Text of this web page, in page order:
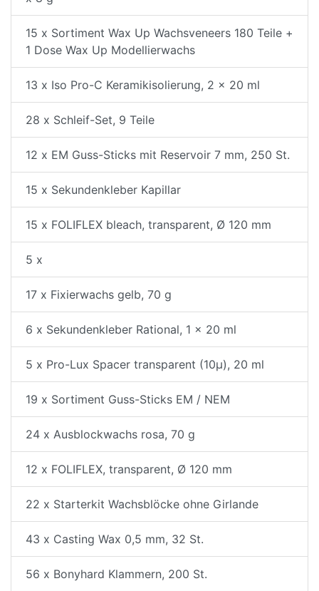
15 x Sortiment Wax Up Wachsveneers 180 Teile +
1 Dose Wax Up Modellierwachs
13 x Iso Pro-C Keramikisolierung, 2 x 20 ml
28 x Schleif-Set, 9 Teile
12 x EM Guss-Sticks mit Reservoir 7 mm, 250 St.
15 x Sekundenkleber Kapillar
15 x FOLIFLEX bleach, transparent, Ø 120 mm
5 x
17 x Fixierwachs gelb, 70 g
6 x Sekundenkleber Rational, 1 x 20 ml
5 x Pro-Lux Spacer transparent (10µ), 20 ml
19 x Sortiment Guss-Sticks EM / NEM
24 x Ausblockwachs rosa, 70 g
12 x FOLIFLEX, transparent, Ø 120 mm
22 x Starterkit Wachsblöcke ohne Girlande
43 x Casting Wax 0,5 mm, 32 St.
56 x Bonyhard Klammern, 200 St.